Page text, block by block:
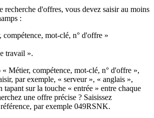
recherche d'offres, vous devez saisir au moins
:
compétence, mot-clé, n° d'offre »
travail ».
« Métier, compétence, mot-clé, n° d'offre »,
par exemple, « serveur », « anglais »,
tapant sur la touche « entrée » entre chaque
une offre précise ? Saisissez
par exemple 049RSNK.